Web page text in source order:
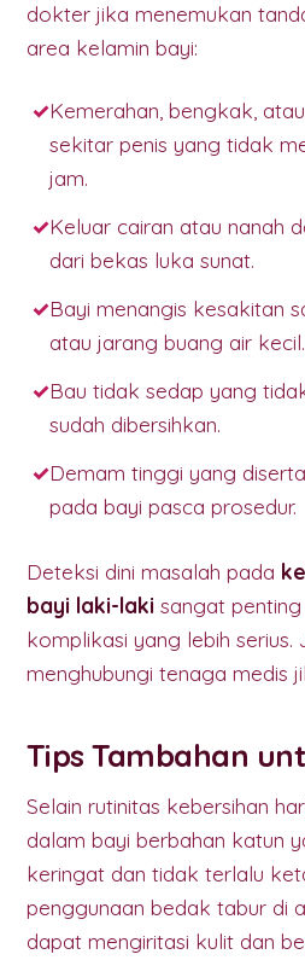
dokter jika menemukan
area kelamin bayi:
Kemerahan, bengkak,
sekitar penis yang tidak
jam.
Keluar cairan atau nanah
dari bekas luka sunat.
Bayi menangis kesakitan
atau jarang buang air kecil.
Bau tidak sedap yang
sudah dibersihkan.
Demam tinggi yang
pada bayi pasca prosedur.
Deteksi dini masalah pada
bayi laki-laki sangat
komplikasi yang lebih serius.
menghubungi tenaga medis
Tips Tambahan
Selain rutinitas kebersihan
dalam bayi berbahan katun
keringat dan tidak terlalu
penggunaan bedak tabur di
dapat mengiritasi kulit dan